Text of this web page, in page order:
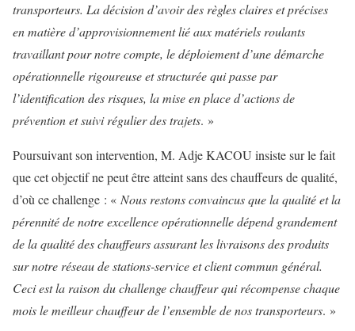
transporteurs. La décision d’avoir des règles claires et précises
en matière d’approvisionnement lié aux matériels roulants
travaillant pour notre compte, le déploiement d’une démarche
opérationnelle rigoureuse et structurée qui passe par
l’identification des risques, la mise en place d’actions de
prévention et suivi régulier des trajets. »
Poursuivant son intervention, M. Adje KACOU insiste sur le fait
que cet objectif ne peut être atteint sans des chauffeurs de qualité,
d’où ce challenge : « Nous restons convaincus que la qualité et la
pérennité de notre excellence opérationnelle dépend grandement
de la qualité des chauffeurs assurant les livraisons des produits
sur notre réseau de stations-service et client commun général.
Ceci est la raison du challenge chauffeur qui récompense chaque
mois le meilleur chauffeur de l’ensemble de nos transporteurs. »